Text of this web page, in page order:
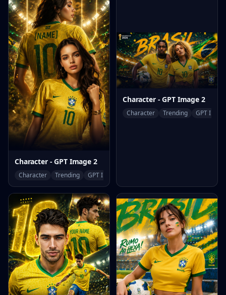
Character - GPT Image 2
Character Trending GPT Image 2
Character - GPT Image 2
Character Trending GPT